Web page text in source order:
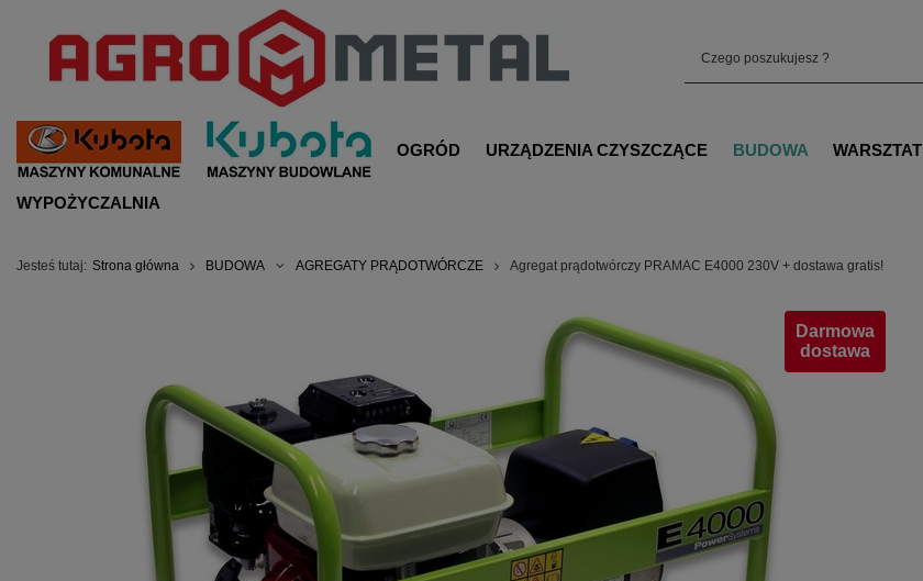
OGRÓD URZĄDZENIA CZYSZCZĄCE BUDOWA WARSZTAT
WYPOŻYCZALNIA
Jesteś tutaj: Strona główna BUDOWA AGREGATY PRĄDOTWÓRCZE Agregat prądotwórczy PRAMAC E4000 230V + dostawa gratis!
Darmowa
dostawa